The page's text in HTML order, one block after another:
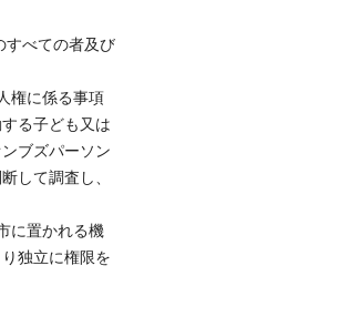
べての者及び
権に係る事項
る子ども又は
ブズパーソン
して調査し、
に置かれる機
独立に権限を